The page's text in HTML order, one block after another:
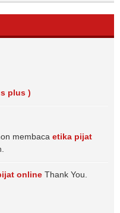
plus )
membaca etika pijat
online Thank You.